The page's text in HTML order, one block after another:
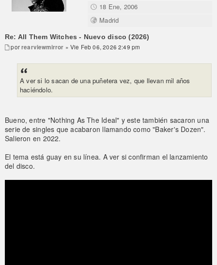
18 Ene, 2006
Madrid
Re: All Them Witches - Nuevo disco (2026)
porrearviewmirror » Vie Feb 06, 2026 2:49 pm
A ver si lo sacan de una puñetera vez, que llevan mil años
haciéndolo.
Bueno, entre "Nothing As The Ideal" y este también sacaron una
serie de singles que acabaron llamando como "Baker's Dozen".
Salieron en 2022.
El tema está guay en su línea. A ver si confirman el lanzamiento
del disco.